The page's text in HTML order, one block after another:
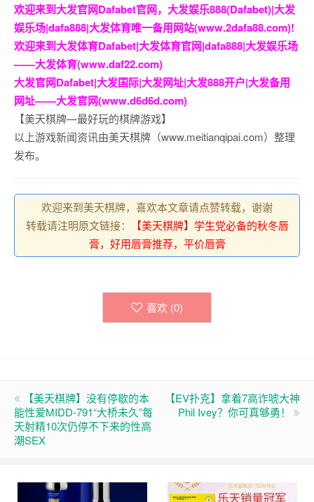
欢迎来到大发官网Dafabet官网，大发娱乐888(Dafabet)|大发
娱乐场|dafa888|大发体育唯一备用网站(www.2dafa88.com)!
欢迎来到大发体育Dafabet|大发体育官网|dafa888|大发娱乐场
——大发体育(www.daf22.com)
大发官网Dafabet|大发国际|大发网址|大发888开户|大发备用
网址——大发官网(www.d6d6d.com)
【美天棋牌—最好玩的棋牌游戏】
以上游戏新闻资讯由美天棋牌（www.meitianqipai.com）整理
发布。
欢迎来到美天棋牌，喜欢本文章请点赞转载，谢谢
转载请注明原文链接：
【美天棋牌】学生党必备的秋冬唇
膏，好用唇膏推荐，平价唇膏
喜欢 (0)
【美天棋牌】没有停歇的本
能性爱MIDD-791“大桥未久”每
天射精10次仍停不下来的性高
潮SEX
【EV扑克】拿着7高诈唬大神
Phil Ivey？你可真够勇！